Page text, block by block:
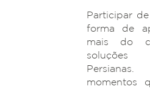
Participar
forma de
mais do
momentos